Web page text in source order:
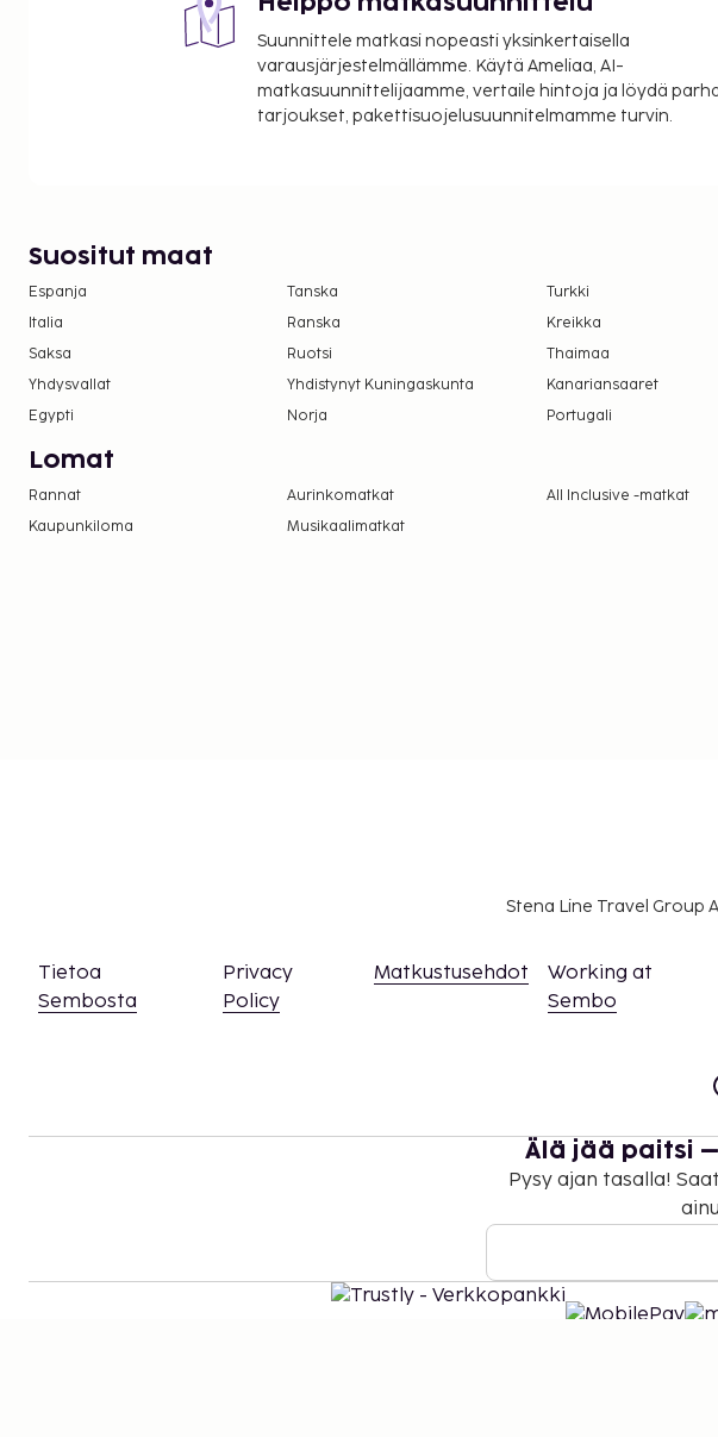
antigeenitestitulos COVID-19:n varalta.
Negatiivinen COVID-19-testitulos vaaditaan kaikilta vähintään 18-
vuotiailta asiakkailta, ja testi tulee tehdä korkeintaan 24 tunnin
ennen sisäänkirjautumista.
Suunnittele matkasi nopeasti yksinkertaisella
varausjärjestelmällämme. Käytä Ameliaa, AI-
matkasuunnittelijaamme, vertaile hintoja ja löydä
tarjoukset, pakettisuojelusuunnitelmamme turvin.
Suositut maat
Espanja Tanska
Turkki
Italia
Ranska
Kreikka
Saksa
Ruotsi
Thaimaa
Yhdysvallat
Yhdistynyt Kuningaskunta
Kanariansaaret
Egypti
Norja Portugali
Lomat
Rannat Aurinkomatkat All Inclusive -matkat
Kaupunkiloma
Musikaalimatkat
Stena Line Travel Group
Tietoa
Sembosta
Privacy
Policy
Matkustusehdot
Working at
Sembo
Älä jää paitsi
Pysy ajan tasalla!